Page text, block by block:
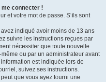
connecter !
et votre mot de passe. S’ils sont
indiqué avoir moins de 13 ans
suivre les instructions reçues par
nécessiter que toute nouvelle
ou par un administrateur avant
est indiquée lors de
suivez ses instructions.
que vous ayez fourni une